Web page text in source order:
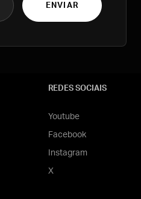
ENVIAR
REDES SOCIAIS
Youtube
Facebook
Instagram
X